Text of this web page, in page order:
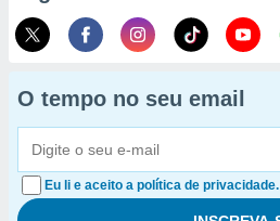
O tempo no seu email
Eu li e aceito a política de privacidade.